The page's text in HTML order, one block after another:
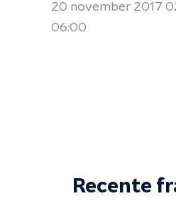
20 november 2017
06:00
Recente